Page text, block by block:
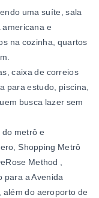
uma suíte, sala
americana e
na cozinha, quartos
caixa de correios
para estudo, piscina,
busca lazer sem
do metrô e
Shopping Metrô
Method ,
para a Avenida
além do aeroporto de